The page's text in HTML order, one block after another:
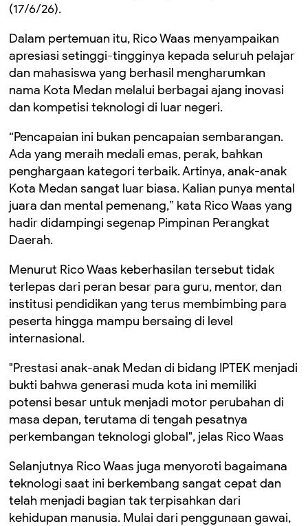
(17/6/26).
Dalam pertemuan itu, Rico Waas menyampaikan
apresiasi setinggi-tingginya kepada seluruh pelajar
dan mahasiswa yang berhasil mengharumkan
nama Kota Medan melalui berbagai ajang inovasi
dan kompetisi teknologi di luar negeri.
“Pencapaian ini bukan pencapaian sembarangan.
Ada yang meraih medali emas, perak, bahkan
penghargaan kategori terbaik. Artinya, anak-anak
Kota Medan sangat luar biasa. Kalian punya mental
juara dan mental pemenang,” kata Rico Waas yang
hadir didampingi segenap Pimpinan Perangkat
Daerah.
Menurut Rico Waas keberhasilan tersebut tidak
terlepas dari peran besar para guru, mentor, dan
institusi pendidikan yang terus membimbing para
peserta hingga mampu bersaing di level
internasional.
"Prestasi anak-anak Medan di bidang IPTEK menjadi
bukti bahwa generasi muda kota ini memiliki
potensi besar untuk menjadi motor perubahan di
masa depan, terutama di tengah pesatnya
perkembangan teknologi global", jelas Rico Waas
Selanjutnya Rico Waas juga menyoroti bagaimana
teknologi saat ini berkembang sangat cepat dan
telah menjadi bagian tak terpisahkan dari
kehidupan manusia. Mulai dari penggunaan gawai,